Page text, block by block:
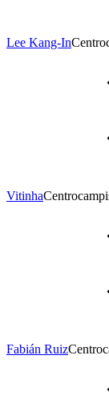
Lee Kang-In
Vitinha
Fabián Ruiz